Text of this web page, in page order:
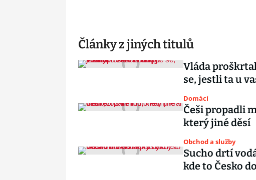
Články z jiných titulů
Vláda
se, jestli ta u
Domácí
Češi propadli
který jiné děsí
Obchod a služby
Sucho drtí
kde to Česko